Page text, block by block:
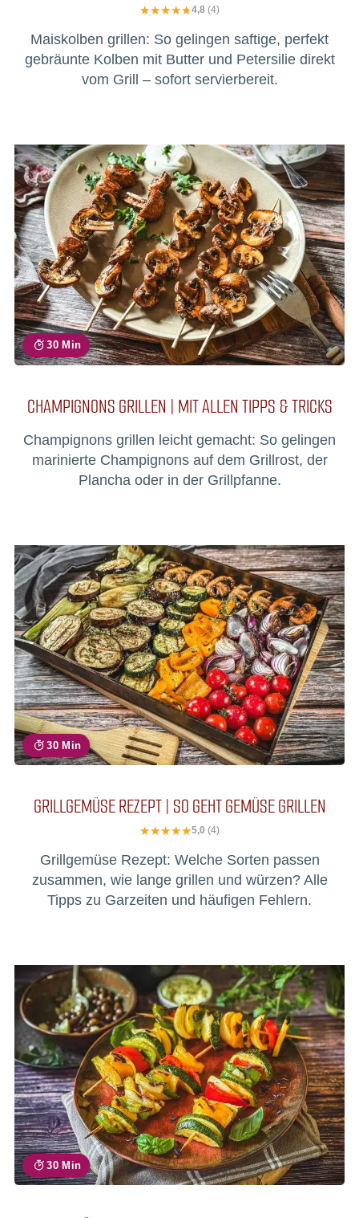
4,8 (4)
Maiskolben grillen: So gelingen saftige, perfekt
gebräunte Kolben mit Butter und Petersilie direkt
vom Grill – sofort servierbereit.
30 Min
CHAMPIGNONS GRILLEN | MIT ALLEN TIPPS & TRICKS
Champignons grillen leicht gemacht: So gelingen
marinierte Champignons auf dem Grillrost, der
Plancha oder in der Grillpfanne.
30 Min
GRILLGEMÜSE REZEPT | SO GEHT GEMÜSE GRILLEN
5,0 (4)
Grillgemüse Rezept: Welche Sorten passen
zusammen, wie lange grillen und würzen? Alle
Tipps zu Garzeiten und häufigen Fehlern.
30 Min